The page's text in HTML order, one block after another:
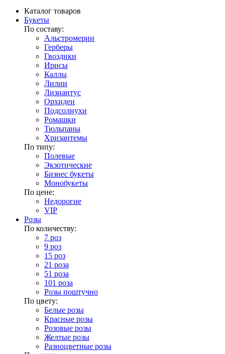
Каталог товаров
Букеты
По составу:
Альстромерии
Герберы
Гвоздики
Ирисы
Каллы
Лилии
Лизиантус
Орхидеи
Подсолнухи
Ромашки
Тюльпаны
Хризантемы
По типу:
Полевые
Экзотические
Бизнес букеты
Монобукеты
По цене:
Недорогие
VIP
Розы
По количеству:
7 роз
9 роз
15 роз
21 роза
51 роза
101 роза
Розы поштучно
По цвету:
Белые розы
Красные розы
Розовые розы
Желтые розы
Разноцветные розы